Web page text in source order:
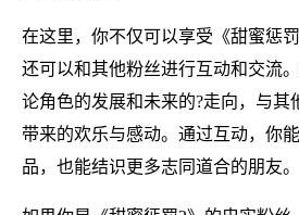
在这里，你不仅可以享受《甜蜜惩
还可以和其他粉丝进行互动和交流
论角色的发展和未来的?走向，与其
带来的欢乐与感动。通过互动，你
品，也能结识更多志同道合的朋友。